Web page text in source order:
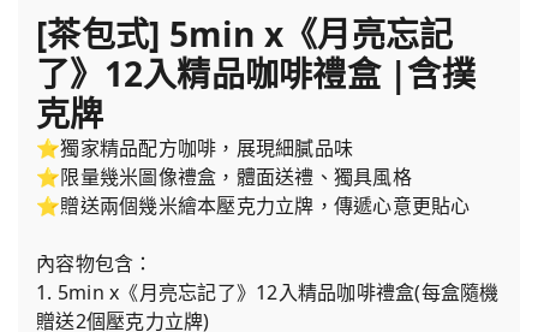
[茶包式] 5min x《月亮忘記
了》12入精品咖啡禮盒 |含撲
克牌
⭐獨家精品配方咖啡，展現細膩品味
⭐限量幾米圖像禮盒，體面送禮、獨具風格
⭐贈送兩個幾米繪本壓克力立牌，傳遞心意更貼心
內容物包含：
1. 5min x《月亮忘記了》12入精品咖啡禮盒(每盒隨機
贈送2個壓克力立牌)